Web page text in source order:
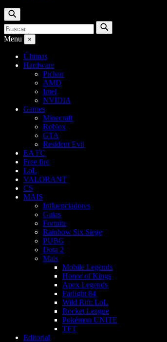
Buscar
Buscar
por:
Buscar
Menu ×
Últimas
Hardware
Pichau
AMD
Intel
NVIDIA
Games
Minecraft
Roblox
GTA
Resident Evil
EA FC
Free fire
LoL
VALORANT
CS
MAIS
Influenciadores
Guias
Fortnite
Rainbow Six Siege
PUBG
Dota 2
Mais
Mobile Legends
Honor of Kings
Apex Legends
Farlight 84
Wild Rift: LoL
Rocket League
Pokémon UNITE
TFT
Editorial